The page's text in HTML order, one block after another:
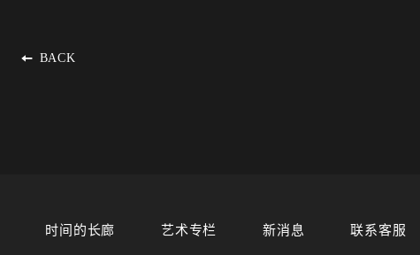
BACK
时间的长廊 艺术专栏 新消息 联系客服